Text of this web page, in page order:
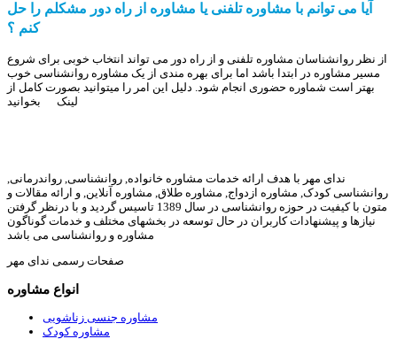
آیا می توانم با مشاوره تلفنی یا مشاوره از راه دور مشکلم را حل
کنم ؟
از نظر روانشناسان مشاوره تلفنی و از راه دور می تواند انتخاب خوبی برای شروع
مسیر مشاوره در ابتدا باشد اما برای بهره مندی از یک مشاوره روانشناسی خوب
بهتر است شماوره حضوری انجام شود. دلیل این امر را میتوانید بصورت کامل از
لینک بخوانید
ندای مهر با هدف ارائه خدمات مشاوره خانواده, روانشناسی, رواندرمانی,
روانشناسی کودک, مشاوره ازدواج, مشاوره طلاق, مشاوره آنلاین, و ارائه مقالات و
متون با کیفیت در حوزه روانشناسی در سال 1389 تاسیس گردید و با درنظر گرفتن
نیازها و پیشنهادات کاربران در حال توسعه در بخشهای مختلف و خدمات گوناگون
مشاوره و روانشناسی می باشد
صفحات رسمی ندای مهر
انواع مشاوره
مشاوره جنسی زناشویی
مشاوره کودک